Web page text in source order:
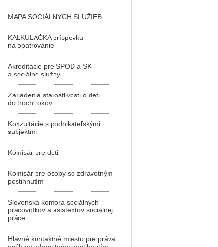
MAPA SOCIÁLNYCH SLUŽIEB
KALKULAČKA príspevku
na opatrovanie
Akreditácie pre SPOD a SK
a sociálne služby
Zariadenia starostlivosti o deti
do troch rokov
Konzultácie s podnikateľskými
subjektmi
Komisár pre deti
Komisár pre osoby so zdravotným
postihnutím
Slovenská komora sociálnych
pracovníkov a asistentov sociálnej
práce
Hlavné kontaktné miesto pre práva